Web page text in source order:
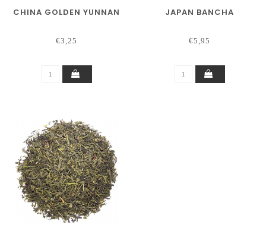
CHINA GOLDEN YUNNAN
€3,25
JAPAN BANCHA
€5,95